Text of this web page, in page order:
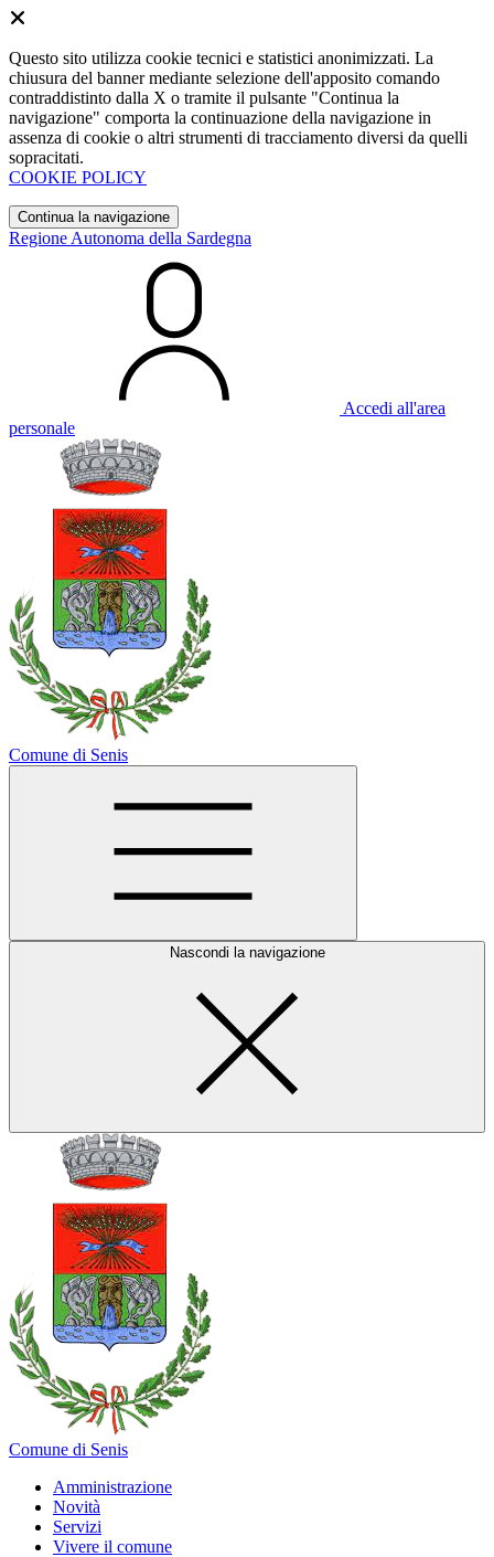
Questo sito utilizza cookie tecnici e statistici anonimizzati. La
chiusura del banner mediante selezione dell'apposito comando
contraddistinto dalla X o tramite il pulsante "Continua la
navigazione" comporta la continuazione della navigazione in
assenza di cookie o altri strumenti di tracciamento diversi da quelli
sopracitati.
COOKIE POLICY
Continua la navigazione
Regione Autonoma della Sardegna
Accedi all'area
personale
Comune di Senis
Nascondi la navigazione
Comune di Senis
Amministrazione
Novità
Servizi
Vivere il comune